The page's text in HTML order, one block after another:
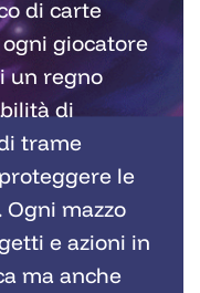
di carte
giocatore
un regno
di
trame
le
mazzo
e azioni in
ma anche